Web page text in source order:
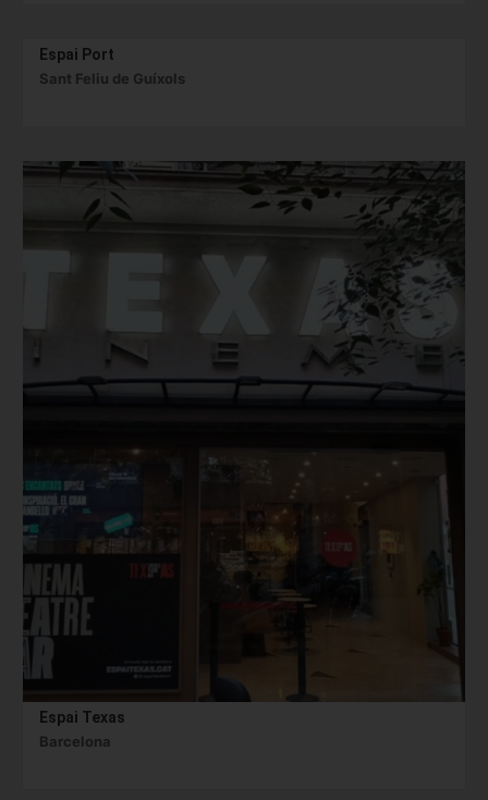
Espai Port
Sant Feliu de Guíxols
Espai Texas
Barcelona